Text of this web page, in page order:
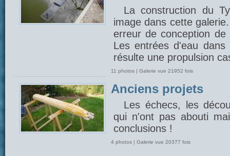
La construction du
image dans cette
erreur de conception
Les entrées d'eau
résulte une propulsion
11 photos | Galerie vue 21952 fois
Anciens projets
Les échecs, les
qui n'ont pas abouti
conclusions !
4 photos | Galerie vue 20377 fois